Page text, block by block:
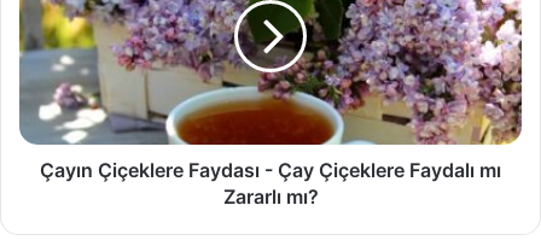
-
Çay
Çiçeklere
Faydalı
Zararlı
mı?Çayın Çiçeklere Faydası - Çay Çiçeklere Faydalı mı
Zararlı mı?